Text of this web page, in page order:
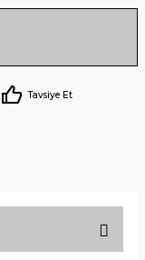
Tavsiye Et